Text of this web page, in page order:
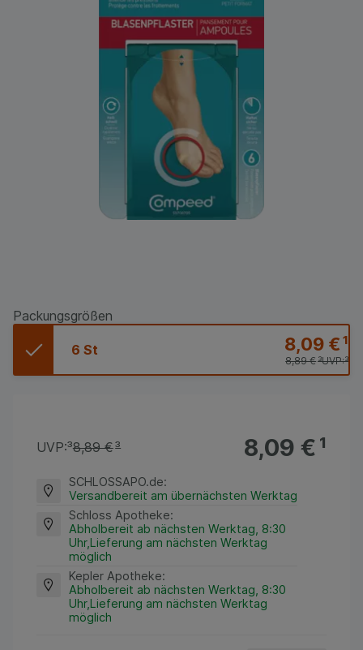
Packungsgrößen
6 St 8,09 €¹
UVP:³
8,89 €³
8,09 €¹
UVP:³8,89 €³
SCHLOSSAPO.de:
Versandbereit am übernächsten Werktag
Schloss Apotheke:
Abholbereit ab nächsten Werktag, 8:30
Uhr,Lieferung am nächsten Werktag
möglich
Kepler Apotheke:
Abholbereit ab nächsten Werktag, 8:30
Uhr,Lieferung am nächsten Werktag
möglich